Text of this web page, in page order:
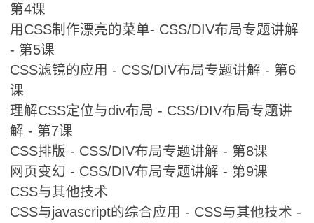
第4课
用CSS制作漂亮的菜单- CSS/DIV布局专题讲解
- 第5课
CSS滤镜的应用 - CSS/DIV布局专题讲解 - 第6
课
理解CSS定位与div布局 - CSS/DIV布局专题讲
解 - 第7课
CSS排版 - CSS/DIV布局专题讲解 - 第8课
网页变幻 - CSS/DIV布局专题讲解 - 第9课
CSS与其他技术
CSS与javascript的综合应用 - CSS与其他技术 -